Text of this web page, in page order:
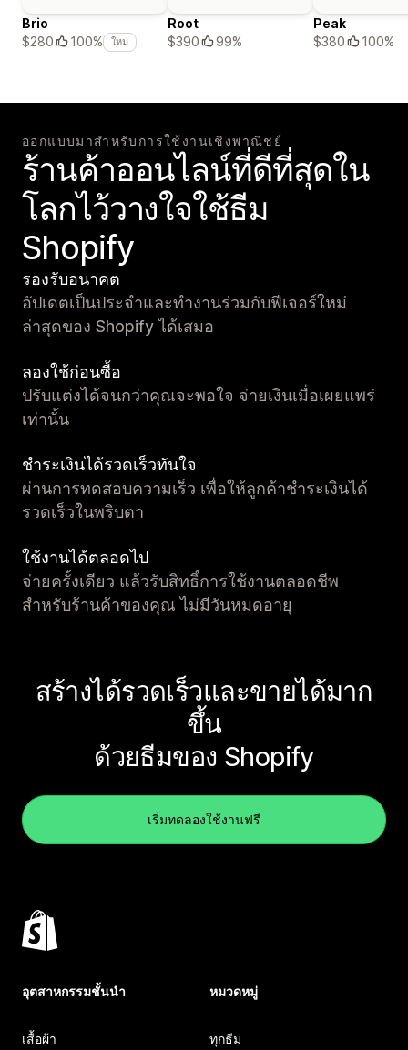
Brio
$280
100% ใหม่
Root
$390
99%
Peak
$380
100%
ออกแบบมาสำหรับการใช้งานเชิงพาณิชย์
ร้านค้าออนไลน์ที่ดีที่สุดใน
โลกไว้วางใจใช้ธีม
Shopify
รองรับอนาคต
อัปเดตเป็นประจำและทำงานร่วมกับฟีเจอร์ใหม่
ล่าสุดของ Shopify ได้เสมอ
ลองใช้ก่อนซื้อ
ปรับแต่งได้จนกว่าคุณจะพอใจ จ่ายเงินเมื่อเผยแพร่
เท่านั้น
ชำระเงินได้รวดเร็วทันใจ
ผ่านการทดสอบความเร็ว เพื่อให้ลูกค้าชำระเงินได้
รวดเร็วในพริบตา
ใช้งานได้ตลอดไป
จ่ายครั้งเดียว แล้วรับสิทธิ์การใช้งานตลอดชีพ
สำหรับร้านค้าของคุณ ไม่มีวันหมดอายุ
สร้างได้รวดเร็วและขายได้มาก
ขึ้น
ด้วยธีมของ Shopify
เริ่มทดลองใช้งานฟรี
อุตสาหกรรมชั้นนำ
เสื้อผ้า
หมวดหมู่
ทุกธีม